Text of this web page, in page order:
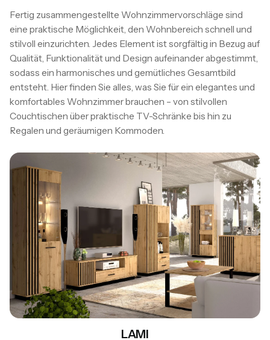
Fertig zusammengestellte Wohnzimmervorschläge sind
eine praktische Möglichkeit, den Wohnbereich schnell und
stilvoll einzurichten. Jedes Element ist sorgfältig in Bezug auf
Qualität, Funktionalität und Design aufeinander abgestimmt,
sodass ein harmonisches und gemütliches Gesamtbild
entsteht. Hier finden Sie alles, was Sie für ein elegantes und
komfortables Wohnzimmer brauchen – von stilvollen
Couchtischen über praktische TV-Schränke bis hin zu
Regalen und geräumigen Kommoden.
LAMI